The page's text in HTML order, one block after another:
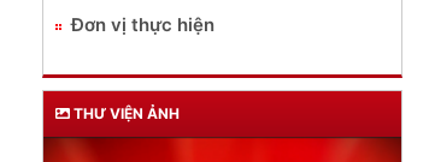
Đơn vị thực hiện
THƯ VIỆN ẢNH